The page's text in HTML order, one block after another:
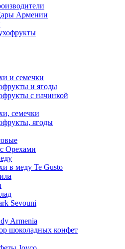
Армении
и семечки
и ягоды
с начинкой
семечки
ягоды
Орехами
в меду Te Gusto
Sevouni
Armenia
шоколадных конфет